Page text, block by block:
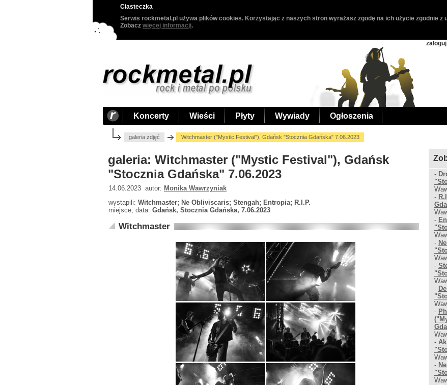
Ciasteczka
Serwis rockmetal.pl używa plików cookies. Korzystając z naszych stron wyrażasz zgodę na ich użycie zgodnie z
Zobacz więcej informacji.
Koncerty Wieści Płyty Wywiady Ogłoszenia
galeria zdjęć Witchmaster ("Mystic Festival"), Gdańsk "Stocznia Gdańska" 7.06.2023
galeria: Witchmaster ("Mystic Festival"), Gdańsk
"Stocznia Gdańska" 7.06.2023
14.06.2023 autor: Monika Wawrzyniak
wystąpili: Witchmaster; Ne Obliviscaris; Stengah; Entropia; R.I.P.
miejsce, data: Gdańsk, Stocznia Gdańska, 7.06.2023
Witchmaster
-
-
-
-
-
-
-
-
-